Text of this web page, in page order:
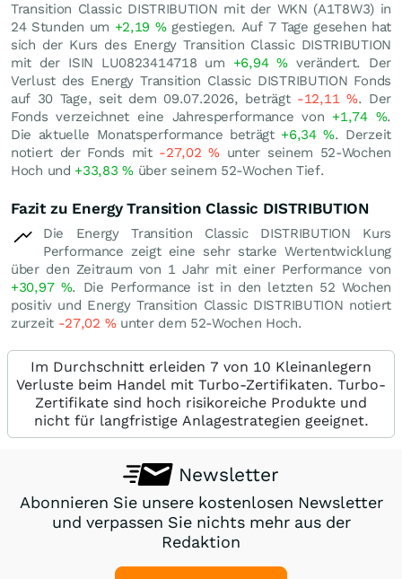
Transition Classic DISTRIBUTION mit der WKN (A1T8W3) in
24 Stunden um +2,19 %gestiegen. Auf 7 Tage gesehen hat
sich der Kurs des Energy Transition Classic DISTRIBUTION
mit der ISIN LU0823414718 um +6,94%verändert. Der
Verlust des Energy Transition Classic DISTRIBUTION Fonds
auf 30 Tage, seit dem 09.07.2026, beträgt -12,11 %. Der
Fonds verzeichnet eine Jahresperformance von +1,74 %.
Die aktuelle Monatsperformance beträgt +6,34%. Derzeit
notiert der Fonds mit -27,02%unter seinem 52-Wochen
Hoch und +33,83%über seinem 52-Wochen Tief.
Fazit zu Energy Transition Classic DISTRIBUTION
Die Energy Transition Classic DISTRIBUTION Kurs
Performance zeigt eine sehr starke Wertentwicklung
über den Zeitraum von 1 Jahr mit einer Performance von
+30,97 %. Die Performance ist in den letzten 52 Wochen
positiv und Energy Transition Classic DISTRIBUTION notiert
zurzeit -27,02 %unter dem 52-Wochen Hoch.
Im Durchschnitt erleiden 7 von 10 Kleinanlegern
Verluste beim Handel mit Turbo-Zertifikaten. Turbo-
Zertifikate sind hoch risikoreiche Produkte und
nicht für langfristige Anlagestrategien geeignet.
Newsletter
Abonnieren Sie unsere kostenlosen Newsletter
und verpassen Sie nichts mehr aus der
Redaktion